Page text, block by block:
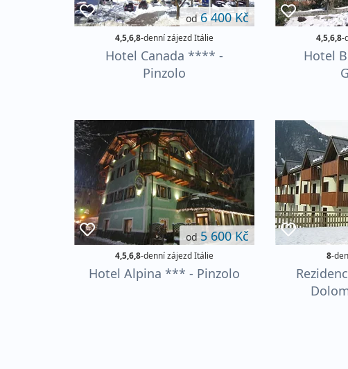
od6 400 Kč
4,5,6,8-denní zájezd Itálie
Hotel Canada **** -
Pinzolo
4,5,6,8-
Hotel
od 5 600 Kč
4,5,6,8-denní zájezd Itálie
Hotel Alpina *** - Pinzolo
8-